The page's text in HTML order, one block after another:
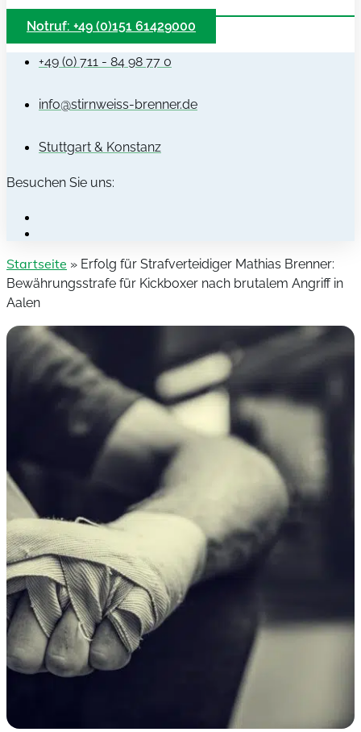
Notruf: +49 (0)151 61429000
+49 (0) 711 - 84 98 77 0
info@stirnweiss-brenner.de
Stuttgart & Konstanz
Besuchen Sie uns:
Startseite » Erfolg für Strafverteidiger Mathias Brenner:
Bewährungsstrafe für Kickboxer nach brutalem Angriff in
Aalen